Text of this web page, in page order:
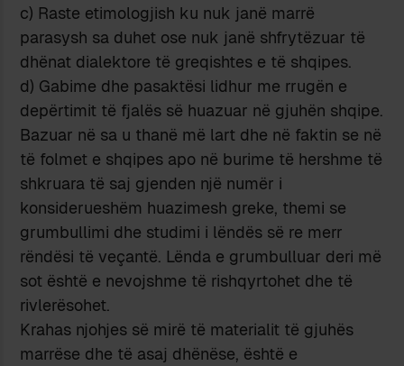
c) Raste etimologjish ku nuk janë marrë
parasysh sa duhet ose nuk janë shfrytëzuar të
dhënat dialektore të greqishtes e të shqipes.
d) Gabime dhe pasaktësi lidhur me rrugën e
depërtimit të fjalës së huazuar në gjuhën shqipe.
Bazuar në sa u thanë më lart dhe në faktin se në
të folmet e shqipes apo në burime të hershme të
shkruara të saj gjenden një numër i
konsiderueshëm huazimesh greke, themi se
grumbullimi dhe studimi i lëndës së re merr
rëndësi të veçantë. Lënda e grumbulluar deri më
sot është e nevojshme të rishqyrtohet dhe të
rivlerësohet.
Krahas njohjes së mirë të materialit të gjuhës
marrëse dhe të asaj dhënëse, është e